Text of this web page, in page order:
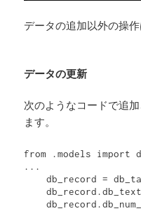
データの追加以外の操
データの更新
次のようなコードで追
ます。
from .models import
...
    db_record = db_table.objects.get(pk=1)
    db_record.db_text_column = 'ほげほげ'
    db_record.db_num_column = -1